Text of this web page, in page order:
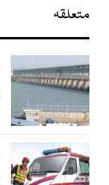
متعلقہ